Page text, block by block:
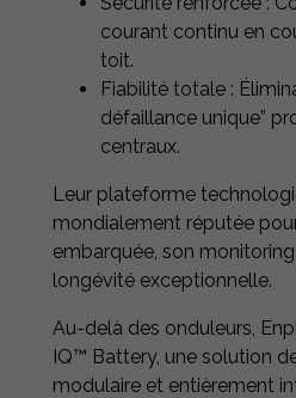
courant continu en
toit.
Fiabilité totale :
défaillance unique”
centraux.
Leur plateforme
mondialement réputée
embarquée, son
longévité exceptionnelle.
Au-delà des onduleurs,
IQ™ Battery, une solution
modulaire et entièrement